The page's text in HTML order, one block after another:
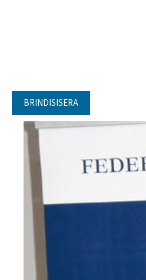
BRINDISISERA